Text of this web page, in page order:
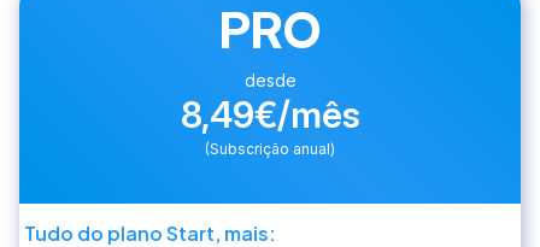
PRO
desde
8,49€/mês
(Subscrição anual)
Tudo do plano Start, mais: